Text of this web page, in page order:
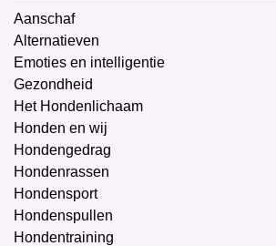
Aanschaf
Alternatieven
Emoties en intelligentie
Gezondheid
Het Hondenlichaam
Honden en wij
Hondengedrag
Hondenrassen
Hondensport
Hondenspullen
Hondentraining